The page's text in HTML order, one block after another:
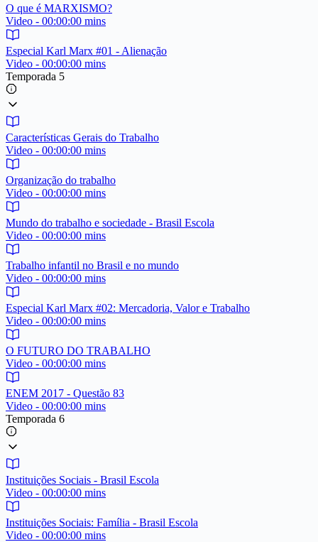
O que é MARXISMO?
Video - 00:00:00 mins
Especial Karl Marx #01 - Alienação
Video - 00:00:00 mins
Temporada 5
Características Gerais do Trabalho
Video - 00:00:00 mins
Organização do trabalho
Video - 00:00:00 mins
Mundo do trabalho e sociedade - Brasil Escola
Video - 00:00:00 mins
Trabalho infantil no Brasil e no mundo
Video - 00:00:00 mins
Especial Karl Marx #02: Mercadoria, Valor e Trabalho
Video - 00:00:00 mins
O FUTURO DO TRABALHO
Video - 00:00:00 mins
ENEM 2017 - Questão 83
Video - 00:00:00 mins
Temporada 6
Instituições Sociais - Brasil Escola
Video - 00:00:00 mins
Instituições Sociais: Família - Brasil Escola
Video - 00:00:00 mins